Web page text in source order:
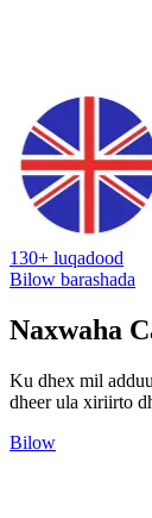
130+ luqadood
Bilow barashada
Naxwaha
Ku dhex mil
dheer ula xiriirto
Bilow